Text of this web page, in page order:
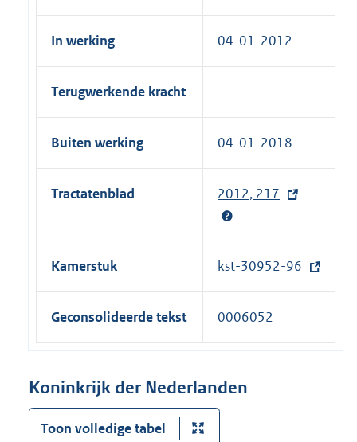
In werking 04-01-2012
Terugwerkende kracht
Buiten werking 04-01-2018
Tractatenblad 2012, 217
x
e
Kamerstuk kst-30952-96
e
e
Geconsolideerde tekst 0006052
Koninkrijk der Nederlanden
Toon volledige tabel